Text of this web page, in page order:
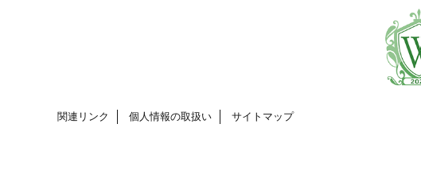
関連リンク 個人情報の取扱い サイトマップ